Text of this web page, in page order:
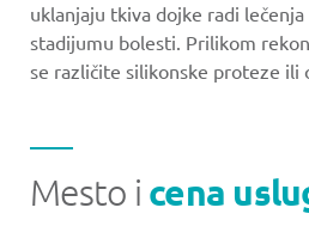
uklanjaju tkiva dojke radi
stadijumu bolesti. Prilikom
se različite silikonske proteze ili
Mesto i cena